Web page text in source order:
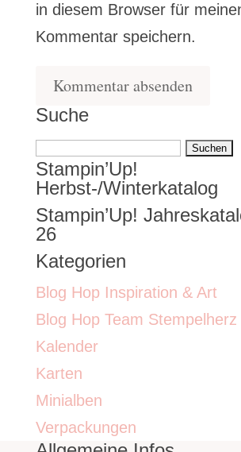
in diesem Browser für
Kommentar speichern.
Suche
Suchen
nach:
Stampin’Up!
Herbst-/Winterkatalog
Stampin’Up!
26
Kategorien
Blog Hop Inspiration & Art
Blog Hop Team Stempelherz
Kalender
Karten
Minialben
Verpackungen